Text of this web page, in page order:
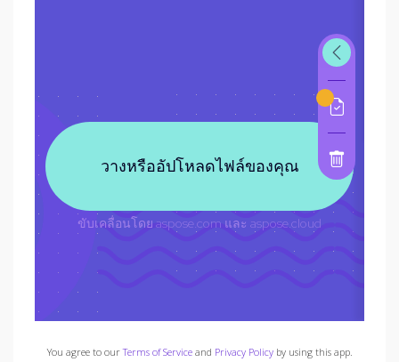
You agree to ourTerms of Serviceand Privacy Policyby using this app.